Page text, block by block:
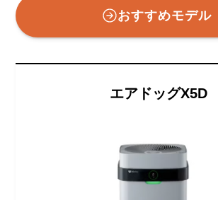
おすすめモデル
エアドッグX5D